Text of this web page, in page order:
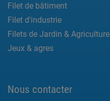
Filet de bâtiment
Filet d'industrie
Filets de Jardin & Agriculture
Jeux & agres
Nous contacter